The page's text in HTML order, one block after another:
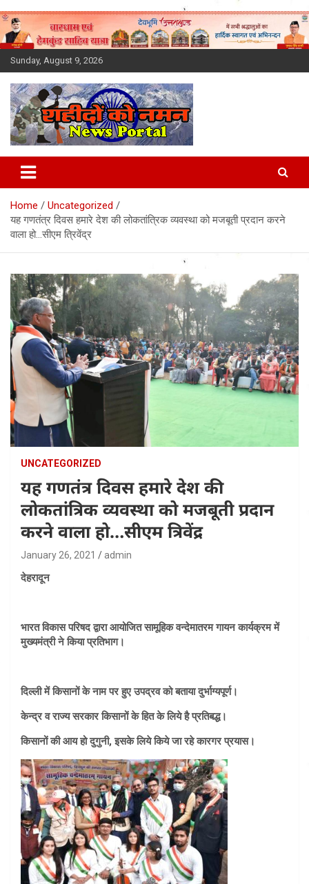
Skip
to
content
Sunday, August 9, 2026
Latest News Today, Breaking
News, Uttarakhand News in
Hindi
Home
Uncategorized
यह गणतंत्र दिवस हमारे देश की लोकतांत्रिक व्यवस्था को मजबूती प्रदान करने
वाला हो…सीएम त्रिवेंद्र
UNCATEGORIZED
यह गणतंत्र दिवस हमारे देश की
लोकतांत्रिक व्यवस्था को मजबूती प्रदान
करने वाला हो…सीएम त्रिवेंद्र
January 26, 2021 admin
देहरादून
भारत विकास परिषद द्वारा आयोजित सामूहिक वन्देमातरम गायन कार्यक्रम में
मुख्यमंत्री ने किया प्रतिभाग।
दिल्ली में किसानों के नाम पर हुए उपद्रव को बताया दुर्भाग्यपूर्ण।
केन्द्र व राज्य सरकार किसानों के हित के लिये है प्रतिबद्ध।
किसानों की आय हो दुगुनी, इसके लिये किये जा रहे कारगर प्रयास।